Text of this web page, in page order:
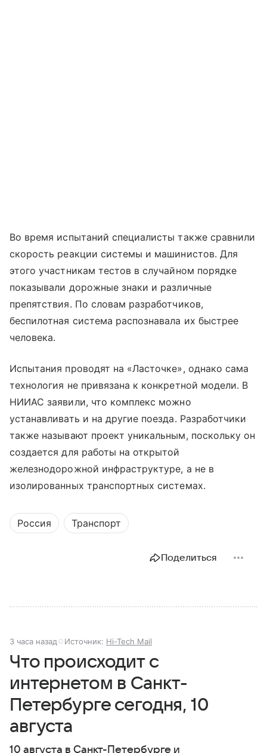
Во время испытаний специалисты также сравнили
скорость реакции системы и машинистов. Для
этого участникам тестов в случайном порядке
показывали дорожные знаки и различные
препятствия. По словам разработчиков,
беспилотная система распознавала их быстрее
человека.
Испытания проводят на «Ласточке», однако сама
технология не привязана к конкретной модели. В
НИИАС заявили, что комплекс можно
устанавливать и на другие поезда. Разработчики
также называют проект уникальным, поскольку он
создается для работы на открытой
железнодорожной инфраструктуре, а не в
изолированных транспортных системах.
Россия Транспорт
Поделиться
3 часа назад Источник: Hi-Tech Mail
Что происходит с
интернетом в Санкт-
Петербурге сегодня, 10
августа
10 августа в Санкт-Петербурге и